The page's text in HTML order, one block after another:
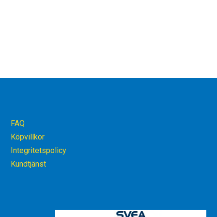
FAQ
Köpvillkor
Integritetspolicy
Kundtjänst